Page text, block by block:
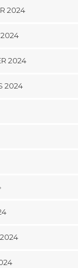
2024
2024
2024